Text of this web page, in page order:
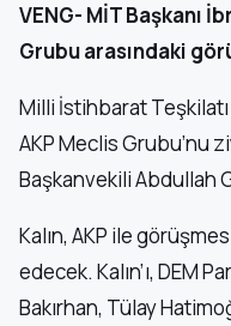
VENG- MİT Başkanı
Grubu arasındaki
Milli İstihbarat Teşkilatı
AKP Meclis Grubu’nu
Başkanvekili Abdullah
Kalın, AKP ile
edecek. Kalın’ı, DEM
Bakırhan, Tülay